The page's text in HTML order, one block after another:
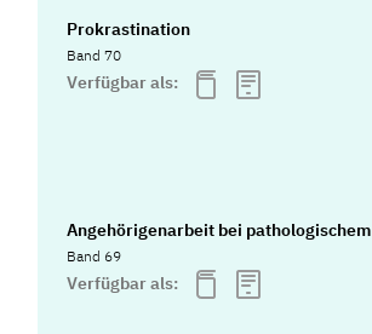
Prokrastination
Band 70
Verfügbar als:
Angehörigenarbeit bei
Band 69
Verfügbar als: